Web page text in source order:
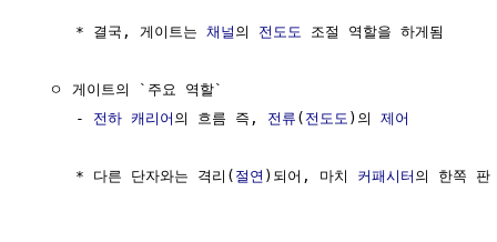
     * 결국, 게이트는
채널 의 전도도 조절 역할을 하게됨
  ㅇ 게이트의 `주요 역할`
     -
전하 캐리어 의 흐름 즉, 전류 ( 전도도 )의 제어
     * 다른 단자와는 격리(
절연 )되어, 마치 커패시터 의 한쪽